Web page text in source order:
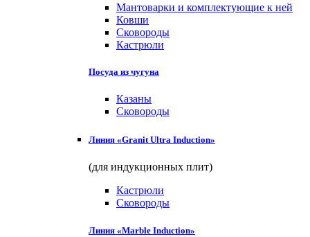
Мантоварки и комплектующие к ней
Ковши
Сковороды
Кастрюли
Посуда из чугуна
Казаны
Сковороды
Линия «Granit Ultra Induction»
(для индукционных плит)
Кастрюли
Сковороды
Линия «Marble Induction»